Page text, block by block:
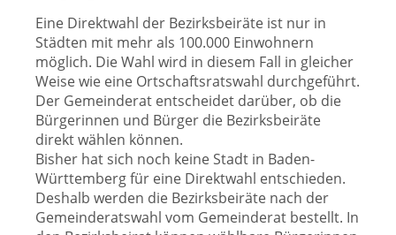
Eine Direktwahl der Bezirksbeiräte ist nur in
Städten mit mehr als 100.000 Einwohnern
möglich. Die Wahl wird in diesem Fall in gleicher
Weise wie eine Ortschaftsratswahl durchgeführt.
Der Gemeinderat entscheidet darüber, ob die
Bürgerinnen und Bürger die Bezirksbeiräte
direkt wählen können.
Bisher hat sich noch keine Stadt in Baden-
Württemberg für eine Direktwahl entschieden.
Deshalb werden die Bezirksbeiräte nach der
Gemeinderatswahl vom Gemeinderat bestellt. In